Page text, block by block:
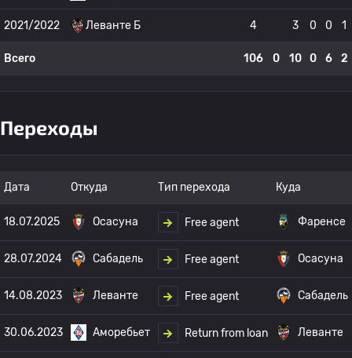
2021/2022 Леванте Б 4 3 0 0 1
Всего 106 0 10 0 6 2
Переходы
Дата Откуда Тип перехода Куда
18.07.2025 Осасуна Free agent Фаренсе
28.07.2024 Сабадель Free agent Осасуна
14.08.2023 Леванте Free agent Сабадель
30.06.2023 Аморебьет Return from loan Леванте